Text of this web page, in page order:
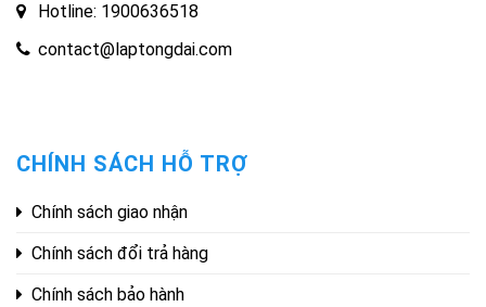
Hotline: 1900636518
contact@laptongdai.com
CHÍNH SÁCH HỖ TRỢ
Chính sách giao nhận
Chính sách đổi trả hàng
Chính sách bảo hành